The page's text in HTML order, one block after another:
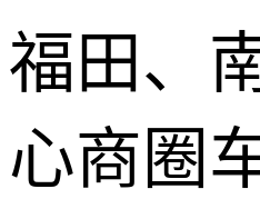
福田、
心商圈